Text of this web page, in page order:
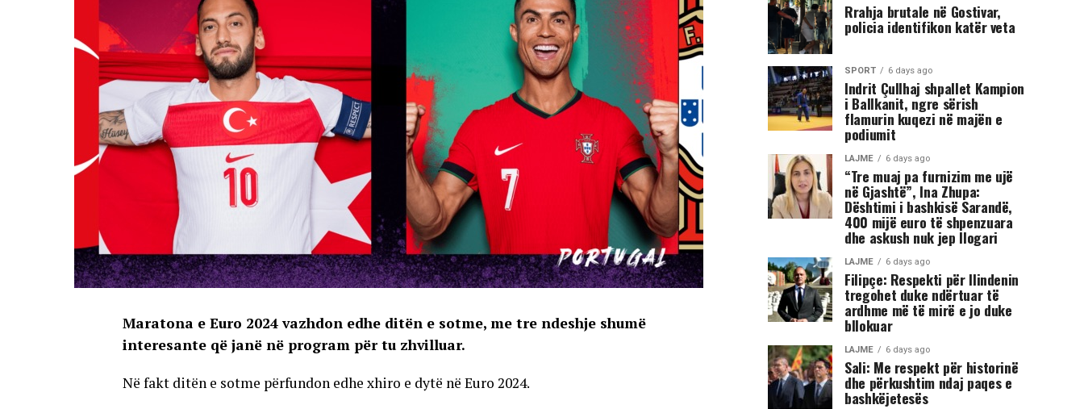
Maratona e Euro 2024 vazhdon edhe ditën e sotme, me tre ndeshje shumë
interesante që janë në program për tu zhvilluar.
Në fakt ditën e sotme përfundon edhe xhiro e dytë në Euro 2024.
Rrahja brutale në Gostivar,
policia identifikon katër veta
SPORT 6 days ago
Indrit Çullhaj shpallet Kampion
i Ballkanit, ngre sërish
flamurin kuqezi në majën e
podiumit
LAJME 6 days ago
“Tre muaj pa furnizim me ujë
në Gjashtë”, Ina Zhupa:
Dështimi i bashkisë Sarandë,
400 mijë euro të shpenzuara
dhe askush nuk jep llogari
LAJME 6 days ago
Filipçe: Respekti për Ilindenin
tregohet duke ndërtuar të
ardhme më të mirë e jo duke
bllokuar
LAJME 6 days ago
Sali: Me respekt për historinë
dhe përkushtim ndaj paqes e
bashkëjetesës